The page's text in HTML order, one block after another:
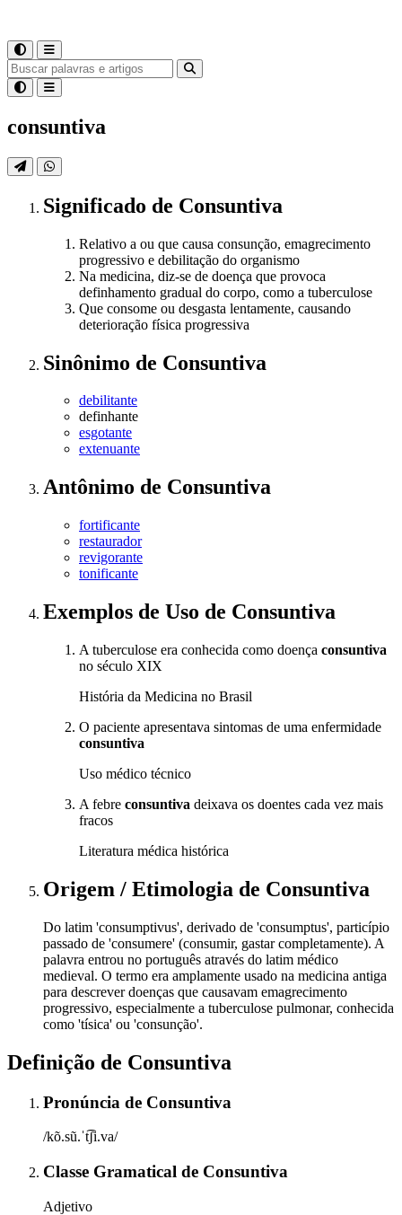
consuntiva
Significado de Consuntiva
Relativo a ou que causa consunção, emagrecimento
progressivo e debilitação do organismo
Na medicina, diz-se de doença que provoca
definhamento gradual do corpo, como a tuberculose
Que consome ou desgasta lentamente, causando
deterioração física progressiva
Sinônimo de Consuntiva
debilitante
definhante
esgotante
extenuante
Antônimo de Consuntiva
fortificante
restaurador
revigorante
tonificante
Exemplos de Uso de Consuntiva
A tuberculose era conhecida como doença consuntiva
no século XIX
História da Medicina no Brasil
O paciente apresentava sintomas de uma enfermidade
consuntiva
Uso médico técnico
A febre consuntiva deixava os doentes cada vez mais
fracos
Literatura médica histórica
Origem / Etimologia de Consuntiva
Do latim 'consumptivus', derivado de 'consumptus', particípio
passado de 'consumere' (consumir, gastar completamente). A
palavra entrou no português através do latim médico
medieval. O termo era amplamente usado na medicina antiga
para descrever doenças que causavam emagrecimento
progressivo, especialmente a tuberculose pulmonar, conhecida
como 'tísica' ou 'consunção'.
Definição de Consuntiva
Pronúncia de Consuntiva
/kõ.sũ.ˈt͡ʃi.va/
Classe Gramatical de Consuntiva
Adjetivo